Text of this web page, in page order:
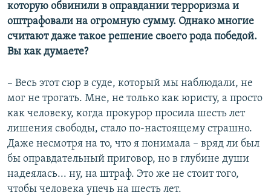
которую обвинили в оправдании терроризма и
оштрафовали на огромную сумму. Однако многие
считают даже такое решение своего рода победой.
Вы как думаете?
– Весь этот сюр в суде, который мы наблюдали, не
мог не трогать. Мне, не только как юристу, а просто
как человеку, когда прокурор просила шесть лет
лишения свободы, стало по-настоящему страшно.
Даже несмотря на то, что я понимала – вряд ли был
бы оправдательный приговор, но в глубине души
надеялась... ну, на штраф. Это же не стоит того,
чтобы человека упечь на шесть лет.